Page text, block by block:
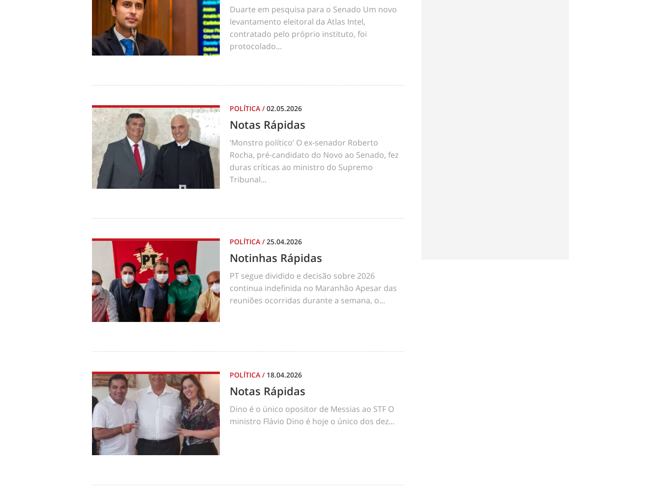
Duarte em pesquisa para o Senado Um novo
levantamento eleitoral da Atlas Intel,
contratado pelo próprio instituto, foi
protocolado...
POLÍTICA /02.05.2026
Notas Rápidas
‘Monstro político’ O ex-senador Roberto
Rocha, pré-candidato do Novo ao Senado, fez
duras críticas ao ministro do Supremo
Tribunal...
POLÍTICA /25.04.2026
Notinhas Rápidas
PT segue dividido e decisão sobre 2026
continua indefinida no Maranhão Apesar das
reuniões ocorridas durante a semana, o...
POLÍTICA / 18.04.2026
Notas Rápidas
Dino é o único opositor de Messias ao STF O
ministro Flávio Dino é hoje o único dos dez...